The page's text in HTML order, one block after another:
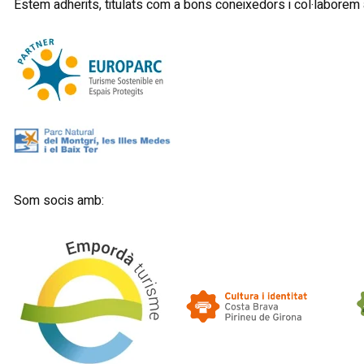
Estem adherits, titulats com a bons coneixedors i col·laborem
Som socis amb: